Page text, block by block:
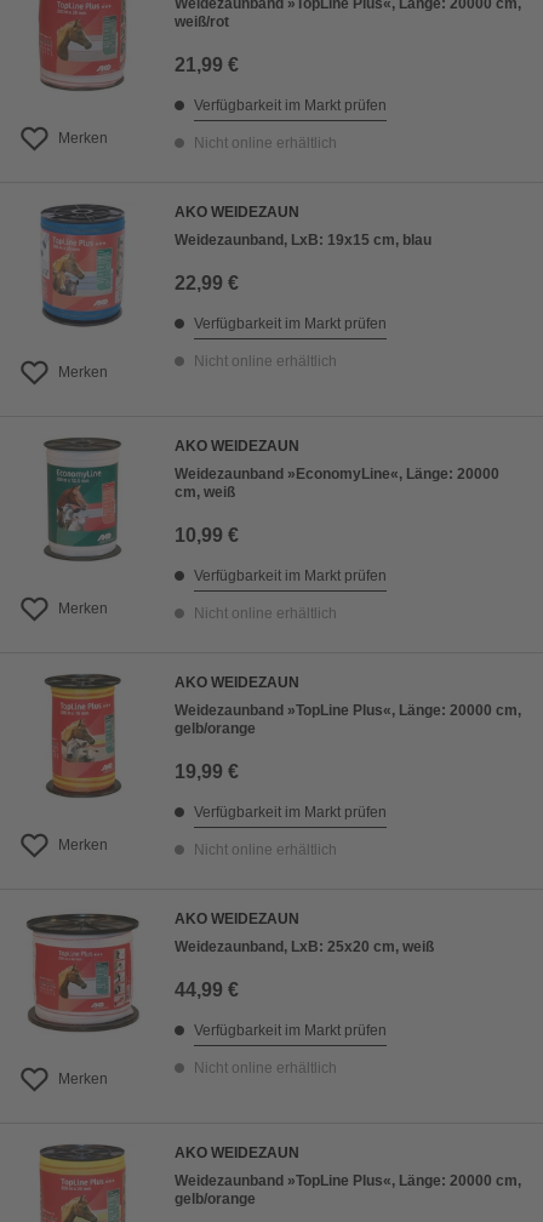
Merken
Weidezaunband »TopLine Plus«, Länge: 20000 cm,
weiß/rot
21,99 €
Verfügbarkeit im Markt prüfen
Nicht online erhältlich
Merken
AKO WEIDEZAUN
Weidezaunband, LxB: 19x15 cm, blau
22,99 €
Verfügbarkeit im Markt prüfen
Nicht online erhältlich
Merken
AKO WEIDEZAUN
Weidezaunband »EconomyLine«, Länge: 20000
cm, weiß
10,99 €
Verfügbarkeit im Markt prüfen
Nicht online erhältlich
Merken
AKO WEIDEZAUN
Weidezaunband »TopLine Plus«, Länge: 20000 cm,
gelb/orange
19,99 €
Verfügbarkeit im Markt prüfen
Nicht online erhältlich
Merken
AKO WEIDEZAUN
Weidezaunband, LxB: 25x20 cm, weiß
44,99 €
Verfügbarkeit im Markt prüfen
Nicht online erhältlich
AKO WEIDEZAUN
Weidezaunband »TopLine Plus«, Länge: 20000 cm,
gelb/orange